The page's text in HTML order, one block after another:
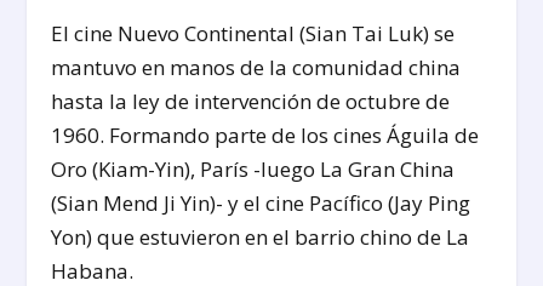
El cine Nuevo Continental (Sian Tai Luk) se
mantuvo en manos de la comunidad china
hasta la ley de intervención de octubre de
1960. Formando parte de los cines Águila de
Oro (Kiam-Yin), París -luego La Gran China
(Sian Mend Ji Yin)- y el cine Pacífico (Jay Ping
Yon) que estuvieron en el barrio chino de La
Habana.